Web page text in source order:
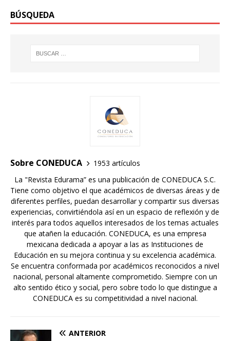
BÚSQUEDA
Sobre CONEDUCA
1953 artículos
La "Revista Edurama” es una publicación de CONEDUCA S.C.
Tiene como objetivo el que académicos de diversas áreas y de
diferentes perfiles, puedan desarrollar y compartir sus diversas
experiencias, convirtiéndola así en un espacio de reflexión y de
interés para todos aquellos interesados de los temas actuales
que atañen la educación. CONEDUCA, es una empresa
mexicana dedicada a apoyar a las as Instituciones de
Educación en su mejora continua y su excelencia académica.
Se encuentra conformada por académicos reconocidos a nivel
nacional, personal altamente comprometido. Siempre con un
alto sentido ético y social, pero sobre todo lo que distingue a
CONEDUCA es su competitividad a nivel nacional.
ANTERIOR